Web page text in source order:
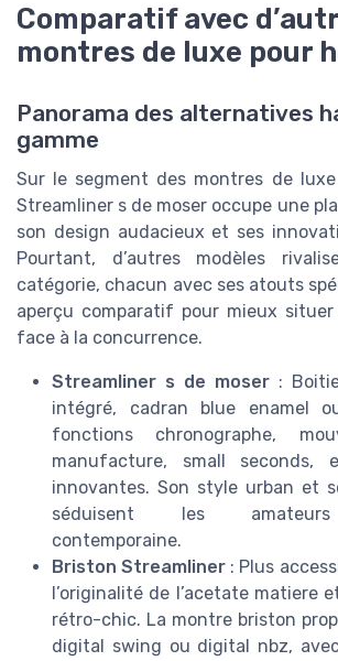
Comparatif avec
montres de luxe pour
Panorama des alternatives
gamme
Sur le segment des montres de
Streamliner s de moser occupe une
son design audacieux et ses
Pourtant, d’autres modèles
catégorie, chacun avec ses atouts
aperçu comparatif pour mieux
face à la concurrence.
Streamliner s de moser :
intégré, cadran blue enamel
fonctions chronographe,
manufacture, small seconds,
innovantes. Son style urban et
séduisent les amateurs
contemporaine.
Briston Streamliner : Plus
l’originalité de l’acetate matiere
rétro-chic. La montre briston
digital swing ou digital nbz,